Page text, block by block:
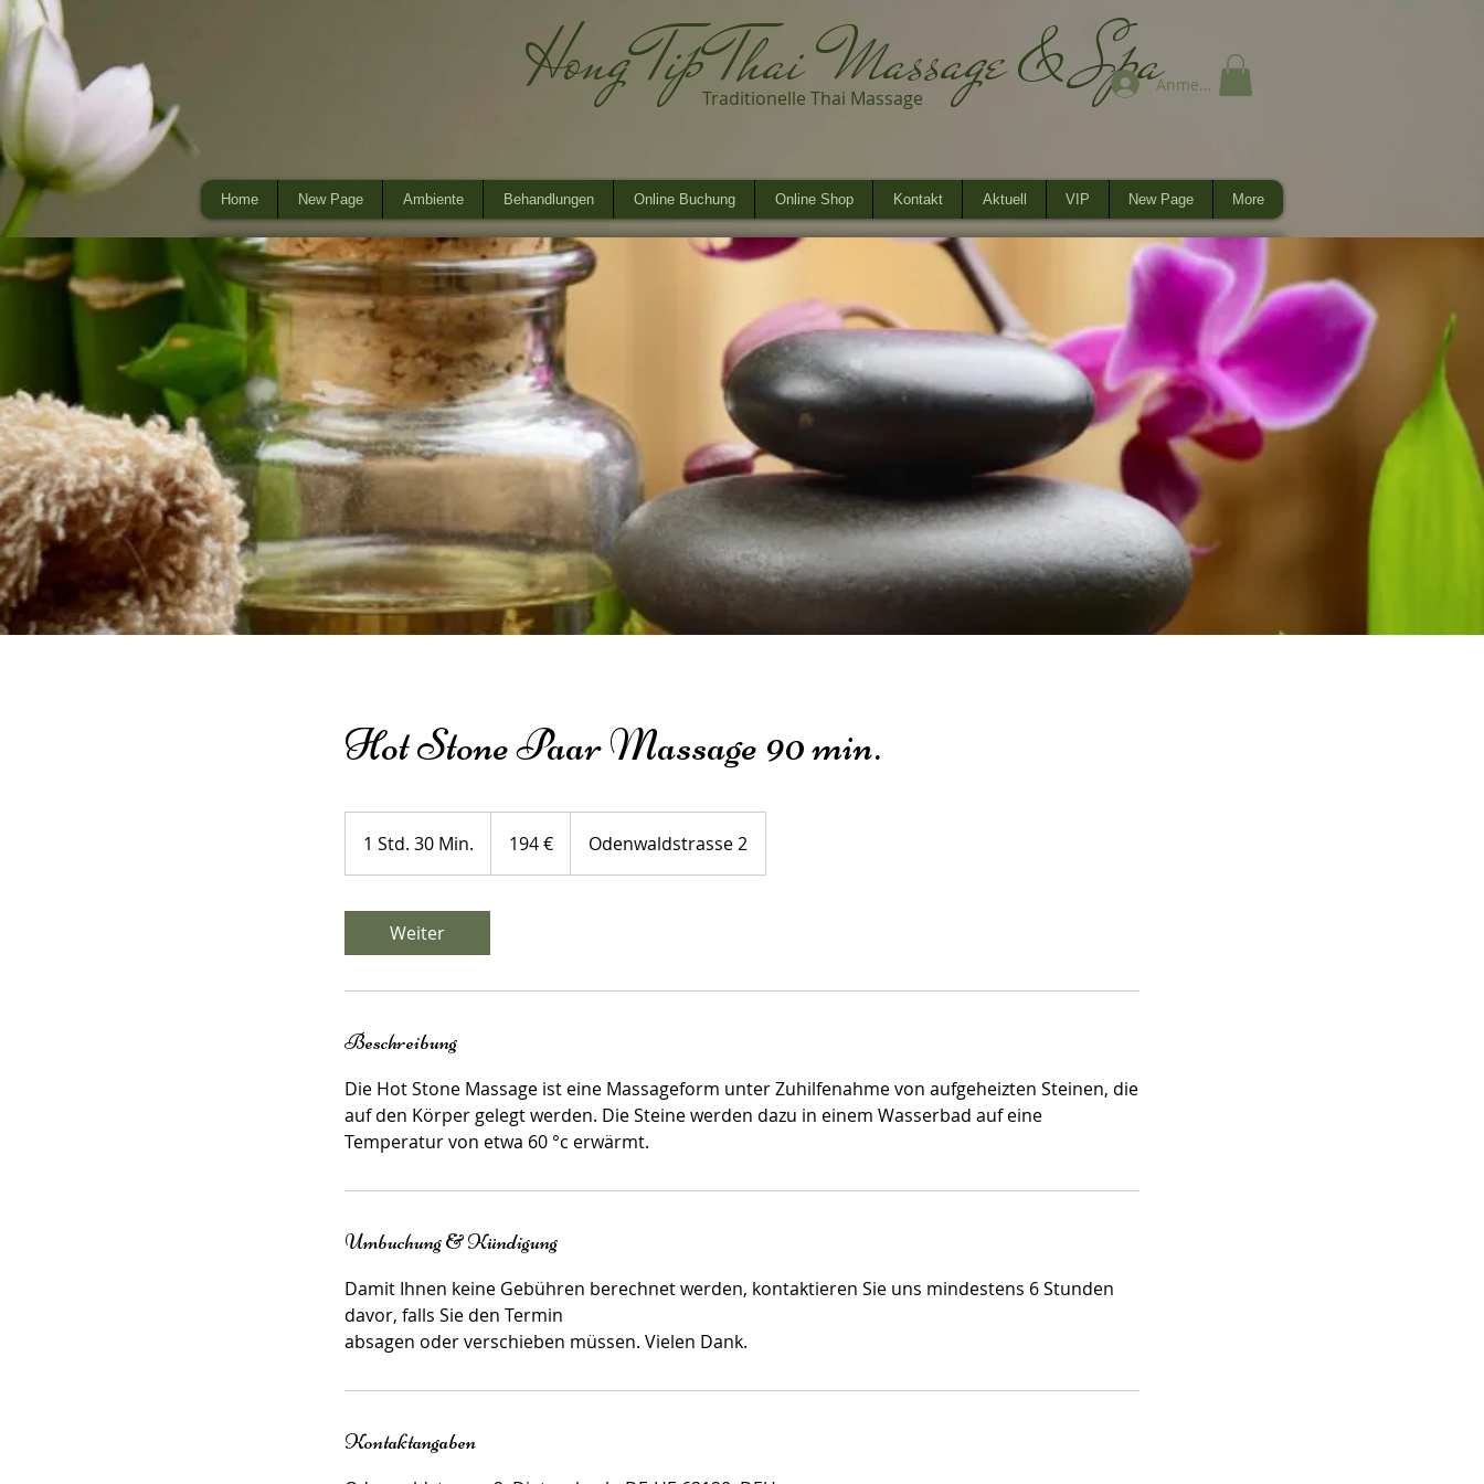
Hong Tip Thai Massage & Spa
Traditionelle Thai Massage
Anmelden
Home New Page Ambiente Behandlungen Online Buchung Online Shop Kontakt Aktuell VIP New Page More
Hot Stone Paar Massage 90 min.
1 Std. 30 Min.
S
3
.
194 € Odenwaldstrasse 2
Weiter
Beschreibung
Die Hot Stone Massage ist eine Massageform unter Zuhilfenahme von aufgeheizten Steinen, die
auf den Körper gelegt werden. Die Steine werden dazu in einem Wasserbad auf eine
Temperatur von etwa 60 °c erwärmt.
Umbuchung & Kündigung
Damit Ihnen keine Gebühren berechnet werden, kontaktieren Sie uns mindestens 6 Stunden
davor, falls Sie den Termin
absagen oder verschieben müssen. Vielen Dank.
Kontaktangaben